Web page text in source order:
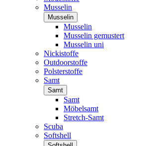
Musselin
Musselin
Musselin
Musselin gemustert
Musselin uni
Nickistoffe
Outdoorstoffe
Polsterstoffe
Samt
Samt
Samt
Möbelsamt
Stretch-Samt
Scuba
Softshell